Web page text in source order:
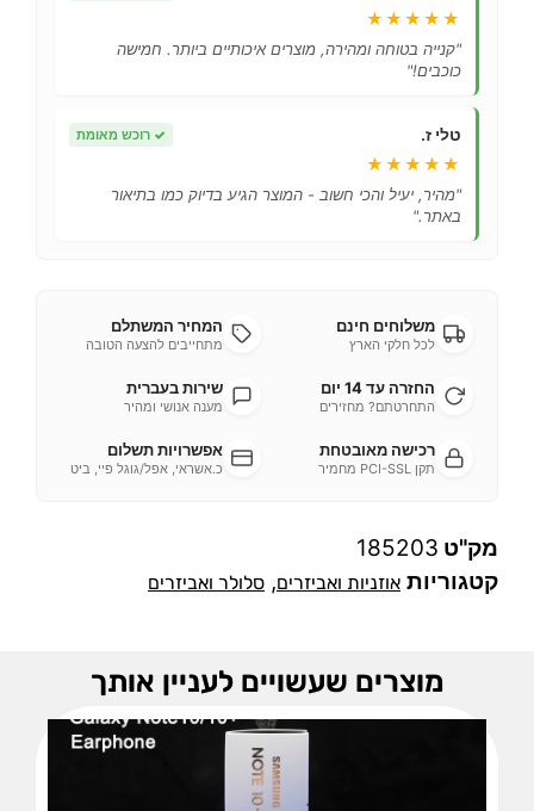
★★★★★
"קנייה בטוחה ומהירה, מוצרים איכותיים ביותר. חמישה
כוכבים!"
טלי ז. ✓ רוכש מאומת
★★★★★
"מהיר, יעיל והכי חשוב - המוצר הגיע בדיוק כמו בתיאור
באתר."
משלוחים חינם
לכל חלקי הארץ
המחיר המשתלם
מתחייבים להצעה הטובה
החזרה עד 14 יום
התחרטתם? מחזירים
שירות בעברית
מענה אנושי ומהיר
רכישה מאובטחת
תקן PCI-SSL מחמיר
אפשרויות תשלום
כ.אשראי, אפל/גוגל פיי, ביט
מק"ט 185203
קטגוריות אוזניות ואביזרים, סלולר ואביזרים
מוצרים שעשויים לעניין אותך